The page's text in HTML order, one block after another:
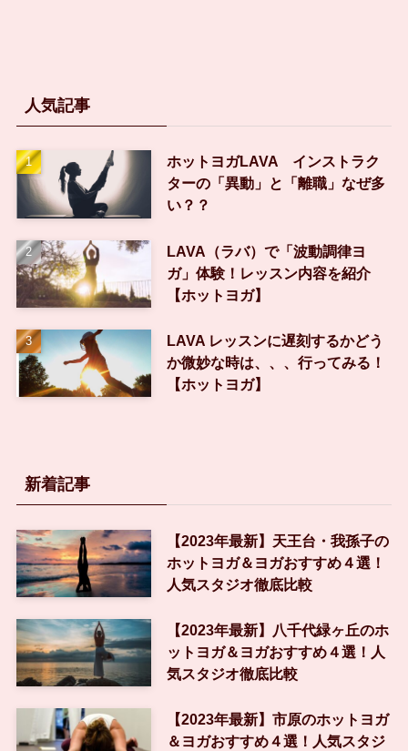
人気記事
ホットヨガLAVA インストラク
ターの「異動」と「離職」なぜ多
い？？
LAVA（ラバ）で「波動調律ヨ
ガ」体験！レッスン内容を紹介
【ホットヨガ】
LAVA レッスンに遅刻するかどう
か微妙な時は、、、行ってみる！
【ホットヨガ】
新着記事
【2023年最新】天王台・我孫子の
ホットヨガ＆ヨガおすすめ４選！
人気スタジオ徹底比較
【2023年最新】八千代緑ヶ丘のホ
ットヨガ＆ヨガおすすめ４選！人
気スタジオ徹底比較
【2023年最新】市原のホットヨガ
＆ヨガおすすめ４選！人気スタジ